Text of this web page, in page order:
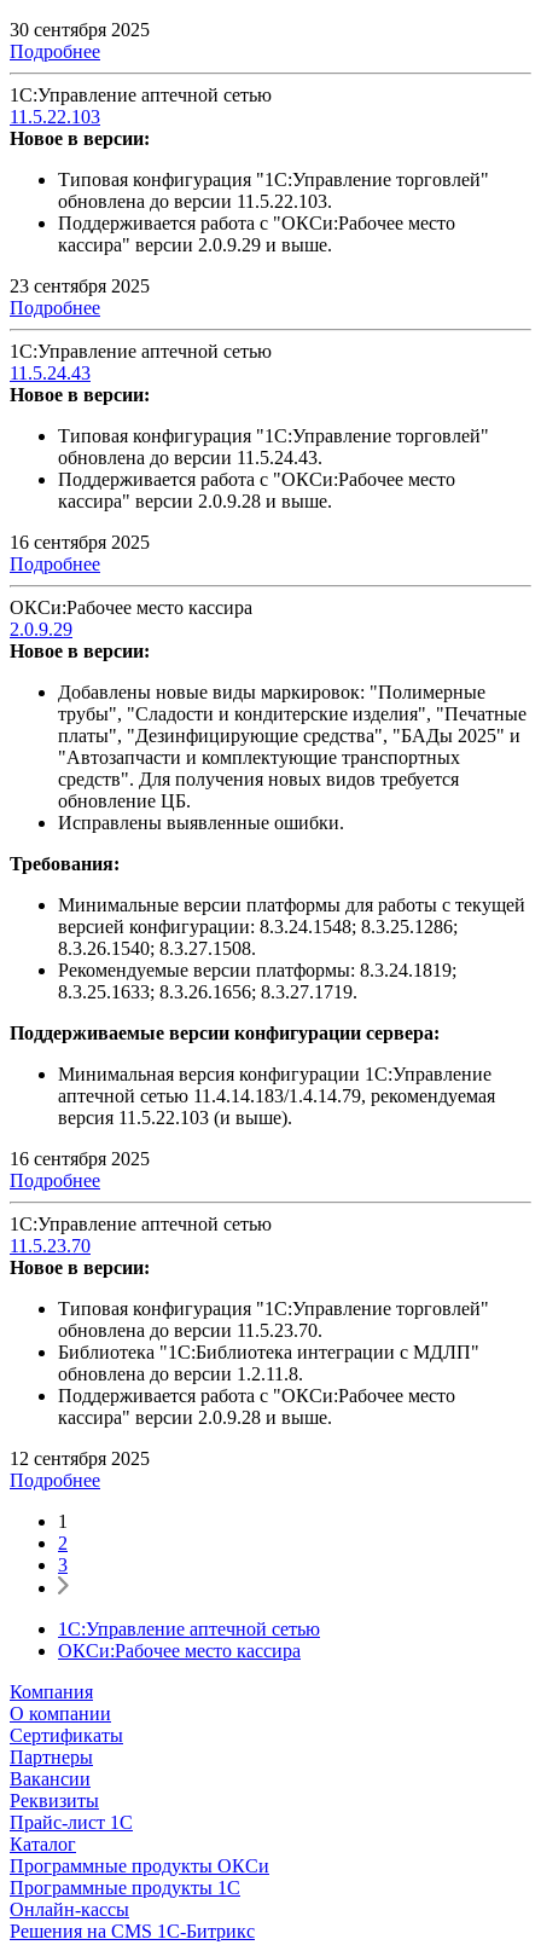
30 сентября 2025
Подробнее
1С:Управление аптечной сетью
11.5.22.103
Новое в версии:
Типовая конфигурация "1С:Управление торговлей"
обновлена до версии 11.5.22.103.
Поддерживается работа с "ОКСи:Рабочее место
кассира" версии 2.0.9.29 и выше.
23 сентября 2025
Подробнее
1С:Управление аптечной сетью
11.5.24.43
Новое в версии:
Типовая конфигурация "1С:Управление торговлей"
обновлена до версии 11.5.24.43.
Поддерживается работа с "ОКСи:Рабочее место
кассира" версии 2.0.9.28 и выше.
16 сентября 2025
Подробнее
ОКСи:Рабочее место кассира
2.0.9.29
Новое в версии:
Добавлены новые виды маркировок: "Полимерные
трубы", "Сладости и кондитерские изделия", "Печатные
платы", "Дезинфицирующие средства", "БАДы 2025" и
"Автозапчасти и комплектующие транспортных
средств". Для получения новых видов требуется
обновление ЦБ.
Исправлены выявленные ошибки.
Требования:
Минимальные версии платформы для работы с текущей
версией конфигурации: 8.3.24.1548; 8.3.25.1286;
8.3.26.1540; 8.3.27.1508.
Рекомендуемые версии платформы: 8.3.24.1819;
8.3.25.1633; 8.3.26.1656; 8.3.27.1719.
Поддерживаемые версии конфигурации сервера:
Минимальная версия конфигурации 1С:Управление
аптечной сетью 11.4.14.183/1.4.14.79, рекомендуемая
версия 11.5.22.103 (и выше).
16 сентября 2025
Подробнее
1С:Управление аптечной сетью
11.5.23.70
Новое в версии:
Типовая конфигурация "1С:Управление торговлей"
обновлена до версии 11.5.23.70.
Библиотека "1С:Библиотека интеграции с МДЛП"
обновлена до версии 1.2.11.8.
Поддерживается работа с "ОКСи:Рабочее место
кассира" версии 2.0.9.28 и выше.
12 сентября 2025
Подробнее
1
2
3
1С:Управление аптечной сетью
ОКСи:Рабочее место кассира
Компания
О компании
Сертификаты
Партнеры
Вакансии
Реквизиты
Прайс-лист 1С
Каталог
Программные продукты ОКСи
Программные продукты 1С
Онлайн-кассы
Решения на CMS 1С-Битрикс